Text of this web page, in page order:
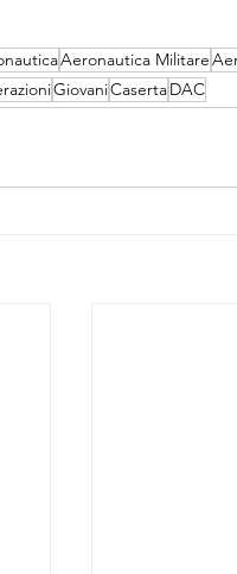
Aeronautica Militare
GiovaniCasertaDAC